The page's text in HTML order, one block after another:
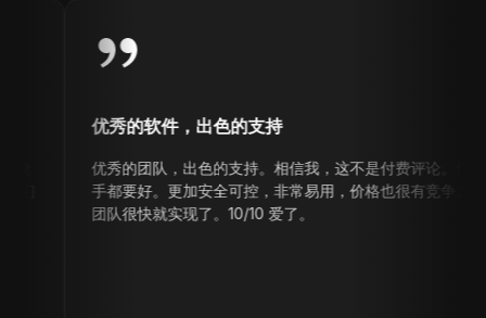
优秀的软件，出色的支持
优秀的团队，出色的支持。相信我，这不是付费评论。他们的防检测
手都要好。更加安全可控，非常易用，价格也很有竞争力。我提出了
团队很快就实现了。10/10 爱了。